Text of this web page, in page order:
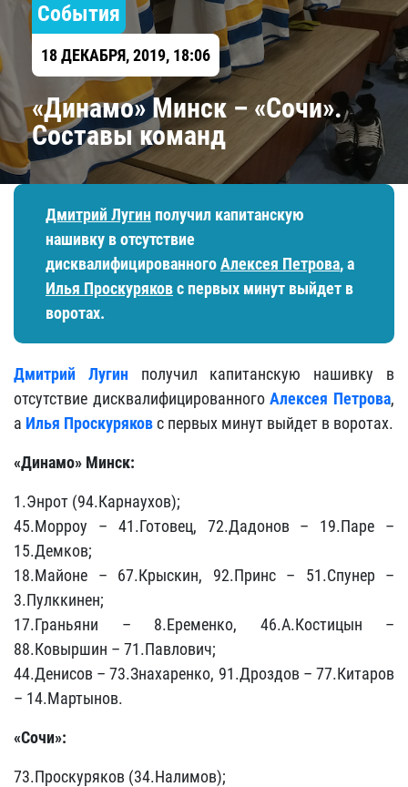
События
18 ДЕКАБРЯ, 2019, 18:06
«Динамо» Минск – «Сочи».
Составы команд
Дмитрий Лугин получил капитанскую
нашивку в отсутствие
дисквалифицированногоАлексея Петрова, а
Илья Проскуряковс первых минут выйдет в
воротах.
Дмитрий Лугин получил капитанскую нашивку в
отсутствие дисквалифицированногоАлексея Петрова,
а Илья Проскуряковс первых минут выйдет в воротах.
«Динамо» Минск:
1.Энрот (94.Карнаухов);
45.Морроу – 41.Готовец, 72.Дадонов – 19.Паре –
15.Демков;
18.Майоне – 67.Крыскин, 92.Принс – 51.Спунер –
3.Пулккинен;
17.Граньяни – 8.Еременко, 46.А.Костицын –
88.Ковыршин – 71.Павлович;
44.Денисов – 73.Знахаренко, 91.Дроздов – 77.Китаров
– 14.Мартынов.
«Сочи»:
73.Проскуряков (34.Налимов);